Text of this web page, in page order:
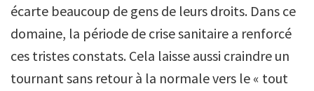
écarte beaucoup de gens de leurs droits. Dans ce
domaine, la période de crise sanitaire a renforcé
ces tristes constats. Cela laisse aussi craindre un
tournant sans retour à la normale vers le « tout